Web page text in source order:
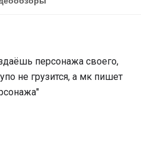
персонажа своего,
не грузится, а мк пишет